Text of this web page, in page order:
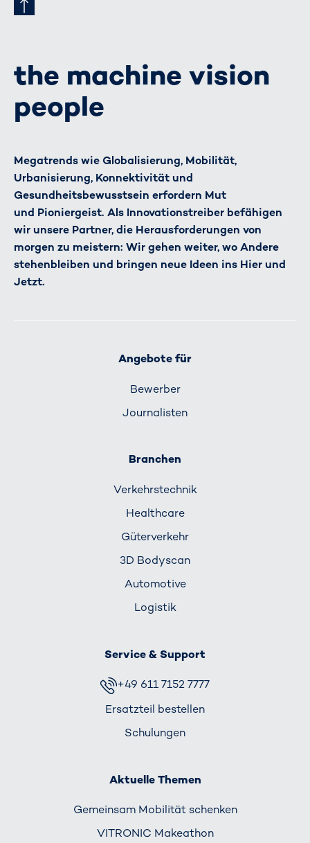
the machine vision
people
Megatrends wie Globalisierung, Mobilität,
Urbanisierung, Konnektivität und
Gesundheitsbewusstsein erfordern Mut
und Pioniergeist. Als Innovationstreiber befähigen
wir unsere Partner, die Herausforderungen von
morgen zu meistern: Wir gehen weiter, wo Andere
stehenbleiben und bringen neue Ideen ins Hier und
Jetzt.
Angebote für
Bewerber
Journalisten
Branchen
Verkehrs­technik
Healthcare
Güterverkehr
3D Bodyscan
Automotive
Logistik
Service & Support
+49 611 7152 7777
Ersatzteil bestellen
Schulungen
Aktuelle Themen
Gemeinsam Mobilität schenken
VITRONIC Makeathon